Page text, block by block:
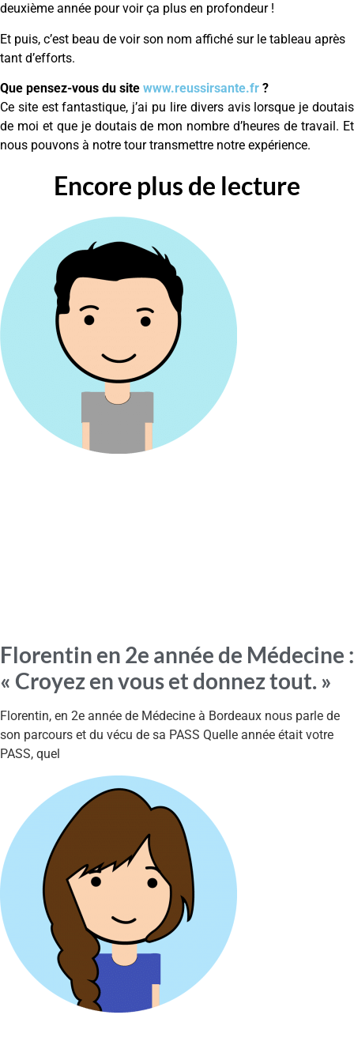
deuxième année pour voir ça plus en profondeur !
Et puis, c’est beau de voir son nom affiché sur le tableau après
tant d’efforts.
Que pensez-vous du site www.reussirsante.fr ?
Ce site est fantastique, j’ai pu lire divers avis lorsque je doutais
de moi et que je doutais de mon nombre d’heures de travail. Et
nous pouvons à notre tour transmettre notre expérience.
Encore plus de lecture
Florentin en 2e année de Médecine :
« Croyez en vous et donnez tout. »
Florentin, en 2e année de Médecine à Bordeaux nous parle de
son parcours et du vécu de sa PASS Quelle année était votre
PASS, quel